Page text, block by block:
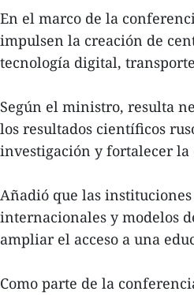
En el marco de la
impulsen la creación de
tecnología digital,
Según el ministro, resulta
los resultados científicos
investigación y fortalecer
Añadió que las
internacionales y modelos
ampliar el acceso a una
Como parte de la